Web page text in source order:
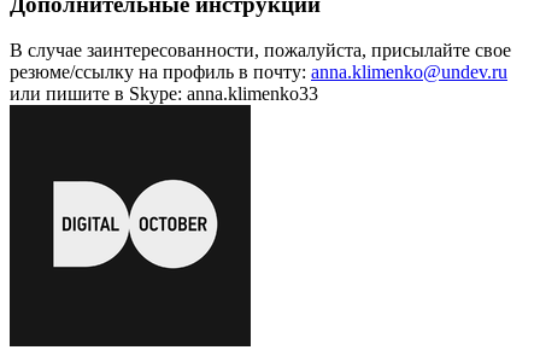
В случае заинтересованности, пожалуйста, присылайте свое
резюме/ссылку на профиль в почту: anna.klimenko@undev.ru
или пишите в Skype: anna.klimenko33